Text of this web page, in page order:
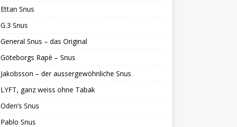
Ettan Snus
G.3 Snus
General Snus – das Original
Göteborgs Rapé – Snus
Jakobsson – der aussergewöhnliche Snus
LYFT, ganz weiss ohne Tabak
Oden’s Snus
Pablo Snus